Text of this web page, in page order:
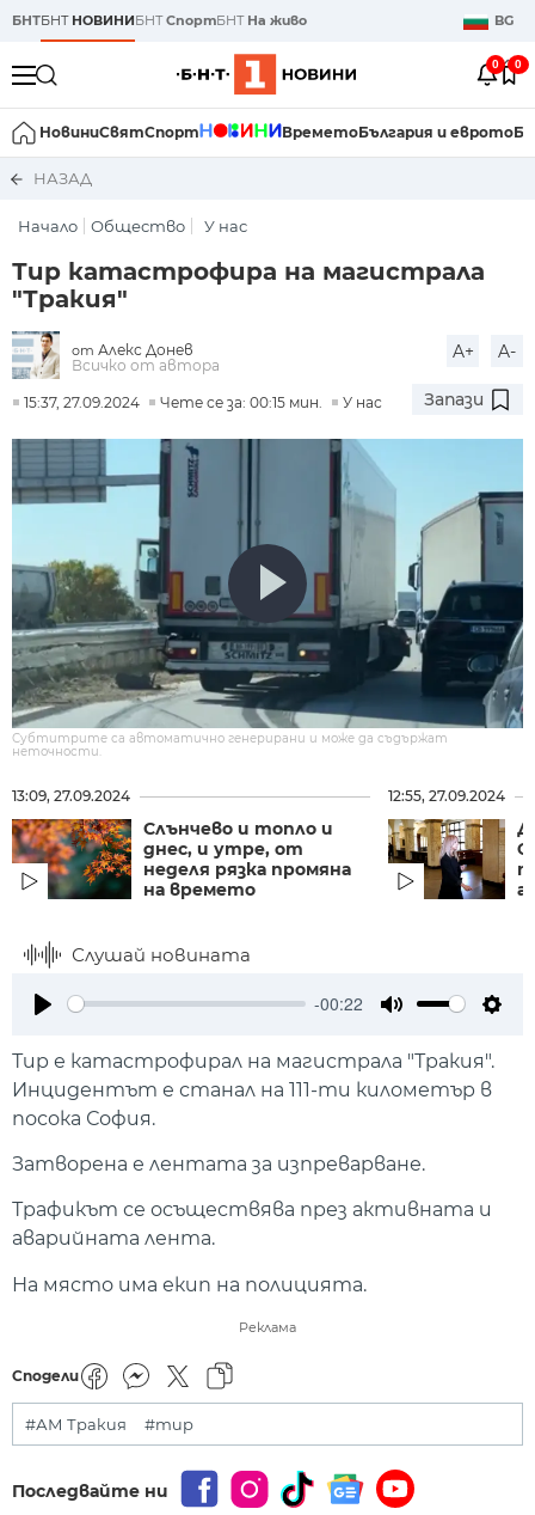
БНТБНТ НОВИНИБНТСпортБНТ На живо BG
0 0
НовиниСвятСпорт ВреметоБългария и еврото
НАЗАД
Начало Общество У нас
Тир катастрофира на магистрала
"Тракия"
от Алекс Донев
Всичко от автора
A+ A-
15:37, 27.09.2024 Чете се за: 00:15 мин. У нас Запази
Субтитрите са автоматично генерирани и може да съдържат
неточности.
13:09, 27.09.2024
Слънчево и топло и
днес, и утре, от
неделя рязка промяна
на времето
12:55, 27.09.2024
Слушай новината
-00:22
Тир е катастрофирал на магистрала "Тракия".
Инцидентът е станал на 111-ти километър в
посока София.
Затворена е лентата за изпреварване.
Трафикът се осъществява през активната и
аварийната лента.
На място има екип на полицията.
Реклама
Сподели
#АМ Тракия #тир
Последвайте ни